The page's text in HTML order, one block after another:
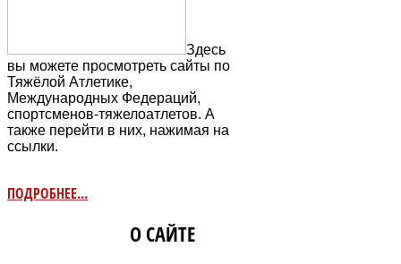
Здесь
вы можете просмотреть сайты по
Тяжёлой Атлетике,
Международных Федераций,
спортсменов-тяжелоатлетов. А
также перейти в них, нажимая на
ссылки.
ПОДРОБНЕЕ...
О САЙТЕ